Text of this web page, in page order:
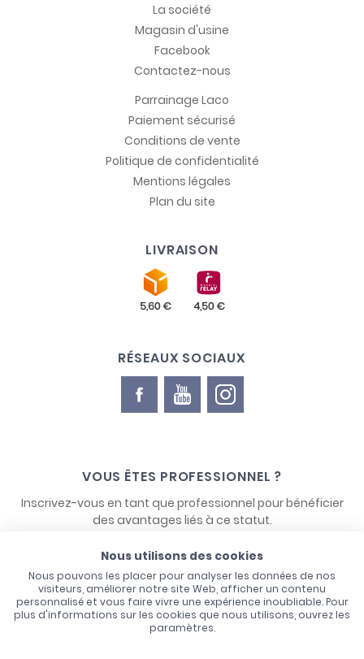
La société
Magasin d'usine
Facebook
Contactez-nous
Parrainage Laco
Paiement sécurisé
Conditions de vente
Politique de confidentialité
Mentions légales
Plan du site
LIVRAISON
RÉSEAUX SOCIAUX
VOUS ÊTES PROFESSIONNEL ?
Inscrivez-vous en tant que professionnel pour bénéficier
des avantages liés à ce statut.
Nous utilisons des cookies
Nous pouvons les placer pour analyser les données de nos
visiteurs, améliorer notre site Web, afficher un contenu
personnalisé et vous faire vivre une expérience inoubliable. Pour
plus d'informations sur les cookies que nous utilisons, ouvrez les
paramètres.